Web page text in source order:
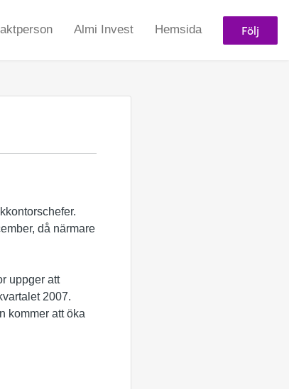
Almi Invest Hemsida Följ
då närmare
uppger att
2007.
kommer att öka